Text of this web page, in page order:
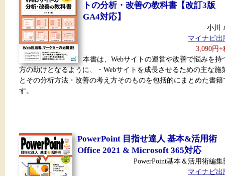
トの分析・改善の教科書【改訂3版
GA4対応】
小川
マイナビ出
3,090円+
本書は、Webサイトの運営や改善で悩みを持
方の助けとなるように、・Webサイトを成長させるための主な施
とその分析方法・改善の考え方そのものを包括的にまとめた書籍
す。
PowerPoint 目指せ達人 基本&活用術
Office 2021 & Microsoft 365対応
PowerPoint基本＆活用術編集
マイナビ出